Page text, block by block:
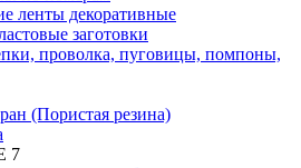
ленты декоративные
заготовки
проволка, пуговицы, помпоны,
(Пористая резина)
7